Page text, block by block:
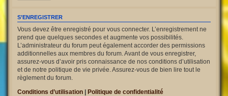
S’ENREGISTRER
Vous devez être enregistré pour vous connecter. L’enregistrement ne
prend que quelques secondes et augmente vos possibilités.
L’administrateur du forum peut également accorder des permissions
additionnelles aux membres du forum. Avant de vous enregistrer,
assurez-vous d’avoir pris connaissance de nos conditions d’utilisation
et de notre politique de vie privée. Assurez-vous de bien lire tout le
règlement du forum.
Conditions d’utilisation | Politique de confidentialité